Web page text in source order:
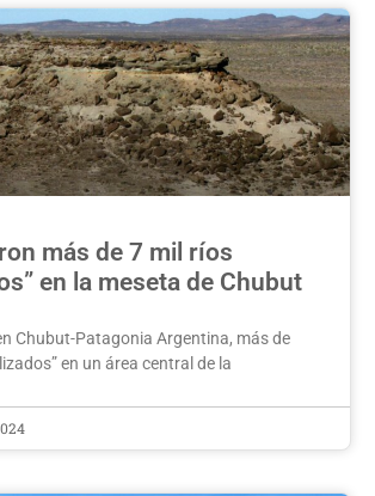
más de 7 mil ríos
en la meseta de Chubut
Chubut-Patagonia Argentina, más de
en un área central de la